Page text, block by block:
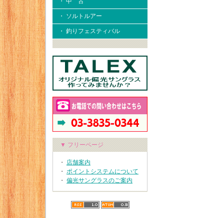
・ ソルトルアー
・ 釣りフェスティバル
▼ フリーページ
・ 店舗案内
・ ポイントシステムについて
・ 偏光サングラスのご案内